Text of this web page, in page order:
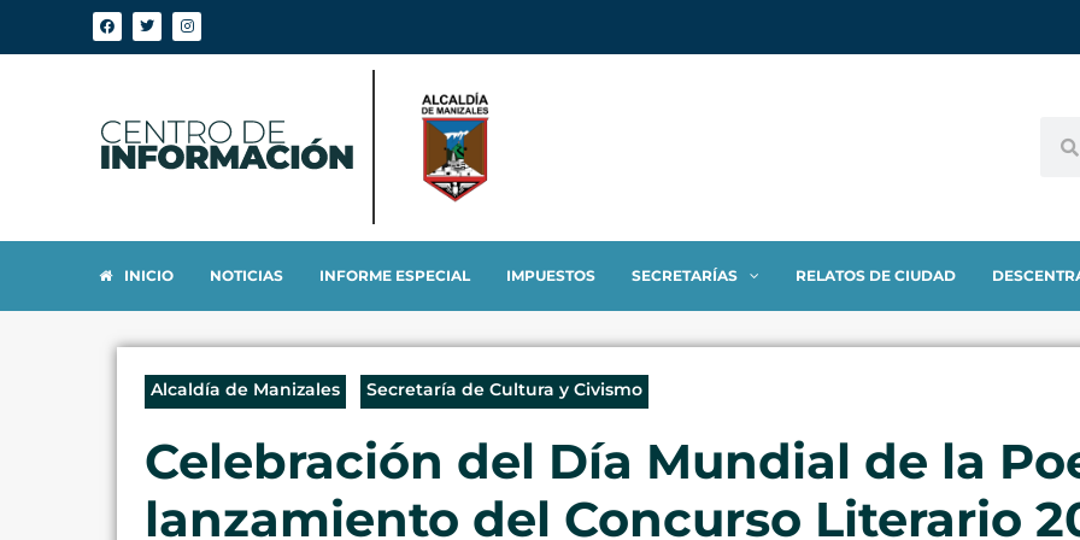
INICIO NOTICIAS INFORME ESPECIAL IMPUESTOS SECRETARÍAS RELATOS DE CIUDAD
Alcaldía de Manizales Secretaría de Cultura y Civismo
Celebración del Día Mundial de la
lanzamiento del Concurso Literario